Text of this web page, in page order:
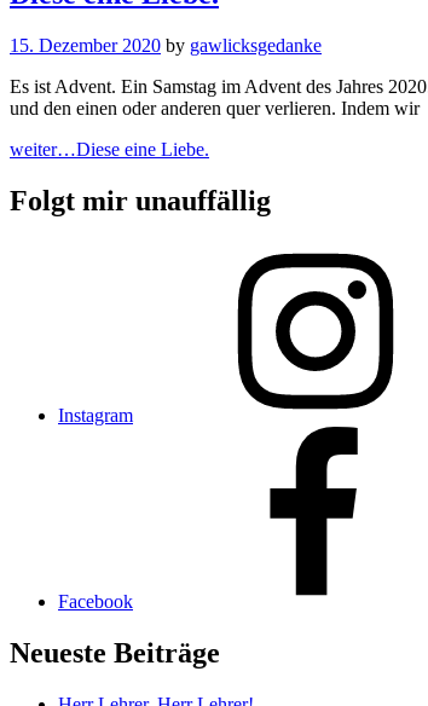
15. Dezember 2020 by gawlicksgedanke
Es ist Advent. Ein Samstag im Advent des Jahres
und den einen oder anderen quer verlieren. Indem wir
weiter…Diese eine Liebe.
Folgt mir unauffällig
Instagram
Facebook
Neueste Beiträge